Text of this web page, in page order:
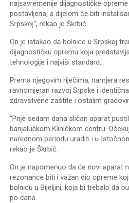
najsavremenije dijagnostičke
postavljena, a dijelom će biti
Srpskoj", rekao je Škrbić.
On je istakao da bolnice u Srpskoj
dijagnostičku opremu koja
tehnologije i najviši standard.
Prema njegovim riječima, namjera
ravnomjeran razvoj Srpske i
zdravstvene zaštite i ostalim
"Prije sedam dana sličan aparat
banjalučkom Kliničkom centru.
narednom periodu uraditi i u
rekao je Škrbić.
On je napomenuo da će novi aparat
rezonance biti i važan dio opreme
bolnicu u Bijeljini, koja bi trebalo da
po dana.